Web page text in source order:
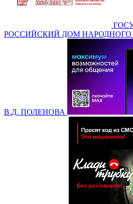
РОССИЙСКИЙ ДОМ НАРОДНОГО
В.Д. ПОЛЕНОВА